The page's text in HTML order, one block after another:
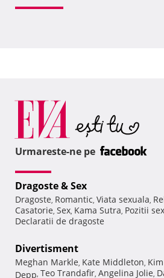
Urmareste-ne pe
Dragoste & Sex
Dragoste, Romantic, Viata sexuala,
Casatorie, Sex, Kama Sutra, Pozitii
Declaratii de dragoste
Divertisment
Meghan Markle, Kate Middleton,
Depp, Teo Trandafir, Angelina Jolie,